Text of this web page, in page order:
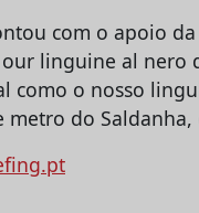
com o apoio
linguine al nero
como o nosso
metro do Saldanha,